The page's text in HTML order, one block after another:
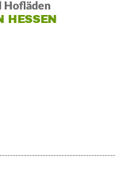
Hofläden
HESSEN